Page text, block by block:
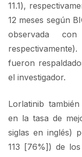
11.1),
12 meses según
observada
fueron
el investigador.
Lorlatinib
en la tasa de
siglas en inglés)
113 [76%]) de